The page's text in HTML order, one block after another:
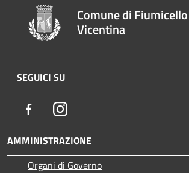
Comune di
Vicentina
SEGUICI SU
FacebookInstagram
AMMINISTRAZIONE
Organi di Governo